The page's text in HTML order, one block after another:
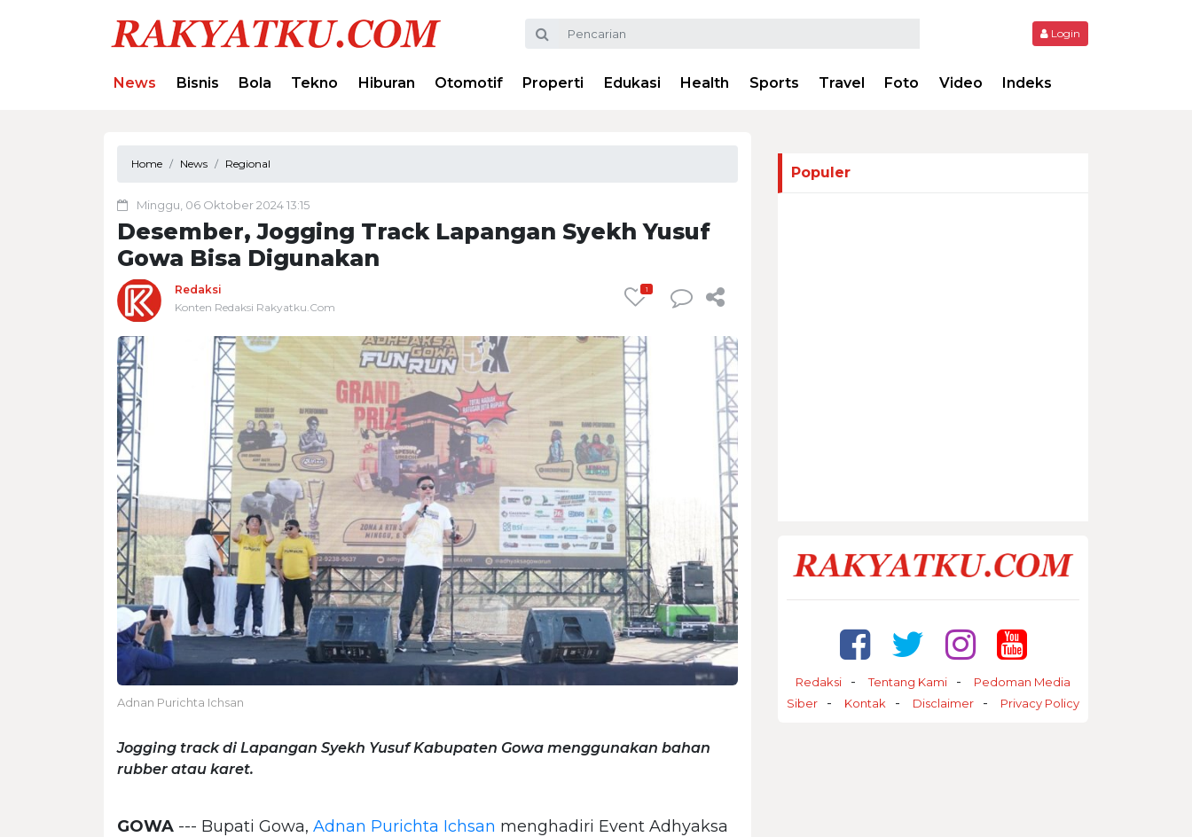
Login
News Bisnis Bola Tekno Hiburan Otomotif Properti Edukasi Health Sports Travel Foto Video Indeks
Home News Regional
Minggu, 06 Oktober 2024 13:15
Desember, Jogging Track Lapangan Syekh Yusuf
Gowa Bisa Digunakan
Redaksi
Konten Redaksi Rakyatku.Com
1
Adnan Purichta Ichsan
Jogging track di Lapangan Syekh Yusuf Kabupaten Gowa menggunakan bahan
rubber atau karet.
GOWA --- Bupati Gowa, Adnan Purichta Ichsan menghadiri Event Adhyaksa
Populer
Redaksi Tentang Kami
Pedoman Media
Siber
Kontak Disclaimer Privacy Policy